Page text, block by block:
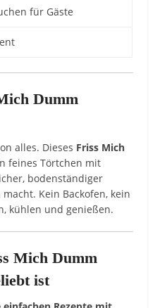
für Gäste
Dumm
alles. Dieses Friss Mich
feines Törtchen mit
bodenständiger
Kein Backofen, kein
kühlen und genießen.
Mich Dumm
ist